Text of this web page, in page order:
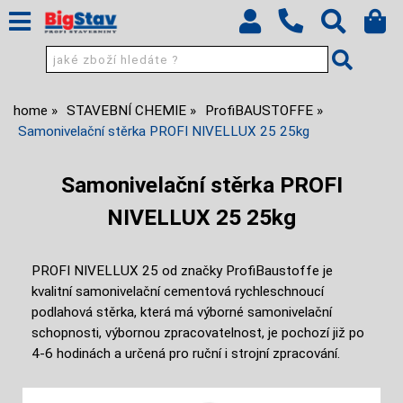
home STAVEBNÍ CHEMIE
ProfiBAUSTOFFE
Samonivelační stěrka PROFI NIVELLUX 25 25kg
Samonivelační stěrka PROFI
NIVELLUX 25 25kg
PROFI NIVELLUX 25 od značky ProfiBaustoffe je
kvalitní samonivelační cementová rychleschnoucí
podlahová stěrka, která má výborné samonivelační
schopnosti, výbornou zpracovatelnost, je pochozí již po
4-6 hodinách a určená pro ruční i strojní zpracování.